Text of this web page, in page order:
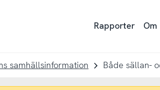
Rapporter Om
samhällsinformation